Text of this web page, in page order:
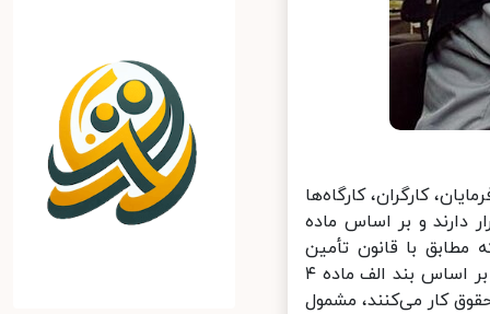
کارگران، کارگاه‌ها
و بر اساس ماده
مطابق با قانون تأمین
اجتماعی، نسبت به بیمه کردن کارگران واحد خود اقدام کنند. از سویی دیگر بر اساس بند الف ماده ۴
کار می‌کنند، مشمول